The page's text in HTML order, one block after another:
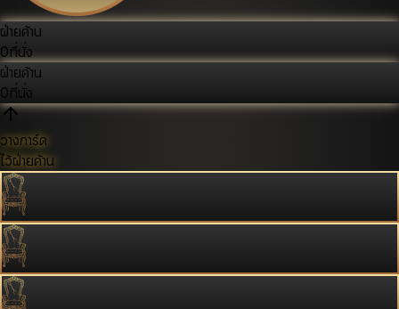
ฝ่ายค้าน
0ที่นั่ง
ฝ่ายค้าน
0ที่นั่ง
วางการ์ด
ไว้ฝ่ายค้าน